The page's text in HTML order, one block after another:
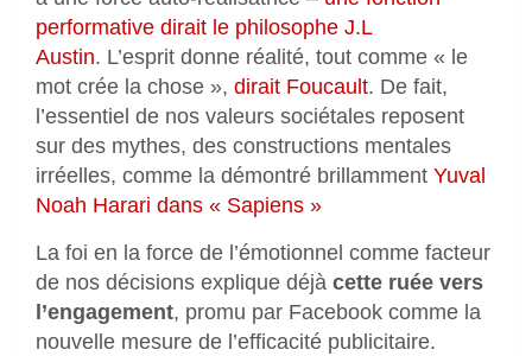
performative dirait le philosophe J.L
Austin. L’esprit donne réalité, tout comme « le
mot crée la chose », dirait Foucault. De fait,
l’essentiel de nos valeurs sociétales reposent
sur des mythes, des constructions mentales
irréelles, comme la démontré brillamment Yuval
Noah Harari dans « Sapiens »
La foi en la force de l’émotionnel comme facteur
de nos décisions explique déjà cette ruée vers
l’engagement, promu par Facebook comme la
nouvelle mesure de l’efficacité publicitaire.